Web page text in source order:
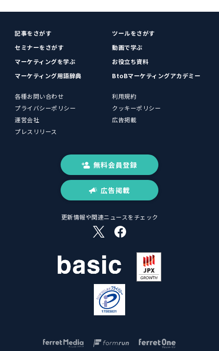
記事をさがす
ツールをさがす
セミナーをさがす
動画で学ぶ
マーケティングを学ぶ
お役立ち資料
マーケティング用語辞典
BtoBマーケティングアカデミー
各種お問い合わせ
利用規約
プライバシーポリシー
クッキーポリシー
運営会社
広告掲載
プレスリリース
無料会員登録
広告掲載
更新情報や関連ニュースをチェック